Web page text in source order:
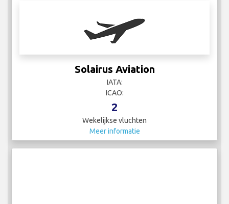
Solairus Aviation
IATA:
ICAO:
2
Wekelijkse vluchten
Meer informatie